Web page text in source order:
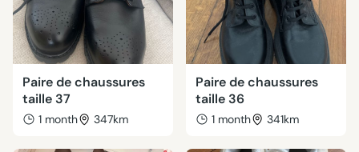
Paire de chaussures
taille 37
1 month 347km
Paire de chaussures
taille 36
1 month 341km